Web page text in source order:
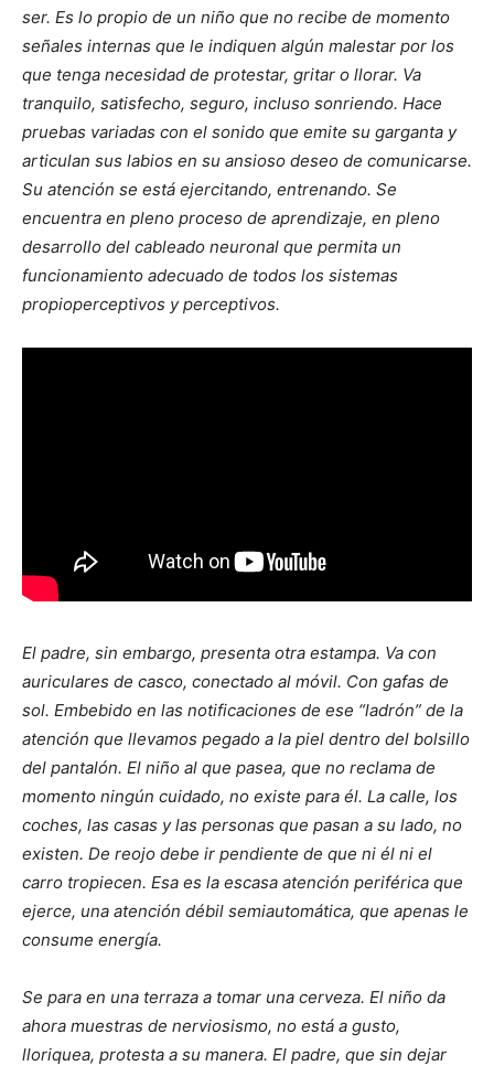
ser. Es lo propio de un niño que no recibe de momento
señales internas que le indiquen algún malestar por los
que tenga necesidad de protestar, gritar o llorar. Va
tranquilo, satisfecho, seguro, incluso sonriendo. Hace
pruebas variadas con el sonido que emite su garganta y
articulan sus labios en su ansioso deseo de comunicarse.
Su atención se está ejercitando, entrenando. Se
encuentra en pleno proceso de aprendizaje, en pleno
desarrollo del cableado neuronal que permita un
funcionamiento adecuado de todos los sistemas
propioperceptivos y perceptivos.
El padre, sin embargo, presenta otra estampa. Va con
auriculares de casco, conectado al móvil. Con gafas de
sol. Embebido en las notificaciones de ese “ladrón” de la
atención que llevamos pegado a la piel dentro del bolsillo
del pantalón. El niño al que pasea, que no reclama de
momento ningún cuidado, no existe para él. La calle, los
coches, las casas y las personas que pasan a su lado, no
existen. De reojo debe ir pendiente de que ni él ni el
carro tropiecen. Esa es la escasa atención periférica que
ejerce, una atención débil semiautomática, que apenas le
consume energía.
Se para en una terraza a tomar una cerveza. El niño da
ahora muestras de nerviosismo, no está a gusto,
lloriquea, protesta a su manera. El padre, que sin dejar